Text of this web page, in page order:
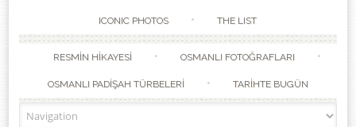
ICONIC PHOTOS THE LIST
RESMİN HİKAYESİ OSMANLI FOTOĞRAFLARI
OSMANLI PADİŞAH TÜRBELERİ TARİHTE BUGÜN